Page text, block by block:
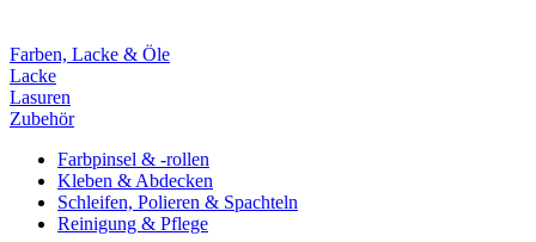
Farben, Lacke & Öle
Lacke
Lasuren
Zubehör
Farbpinsel & -rollen
Kleben & Abdecken
Schleifen, Polieren & Spachteln
Reinigung & Pflege